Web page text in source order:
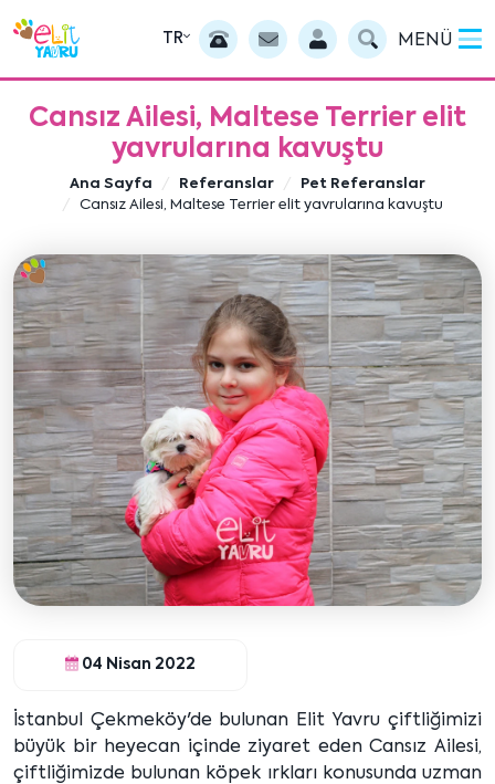
TR MENÜ
Cansız Ailesi, Maltese Terrier elit
yavrularına kavuştu
Ana Sayfa Referanslar
Pet Referanslar
Cansız Ailesi, Maltese Terrier elit yavrularına kavuştu
04 Nisan 2022
İstanbul Çekmeköy'de bulunan Elit Yavru çiftliğimizi
büyük bir heyecan içinde ziyaret eden Cansız Ailesi,
çiftliğimizde bulunan köpek ırkları konusunda uzman